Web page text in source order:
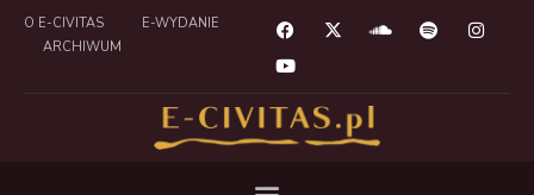
O E-CIVITAS
E-WYDANIE
ARCHIWUM